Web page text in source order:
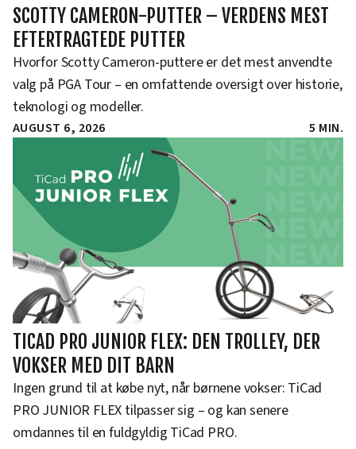
SCOTTY CAMERON-PUTTER – VERDENS MEST
EFTERTRAGTEDE PUTTER
Hvorfor Scotty Cameron-puttere er det mest anvendte
valg på PGA Tour – en omfattende oversigt over historie,
teknologi og modeller.
AUGUST 6, 2026 5 MIN.
TICAD PRO JUNIOR FLEX: DEN TROLLEY, DER
VOKSER MED DIT BARN
Ingen grund til at købe nyt, når børnene vokser: TiCad
PRO JUNIOR FLEX tilpasser sig – og kan senere
omdannes til en fuldgyldig TiCad PRO.